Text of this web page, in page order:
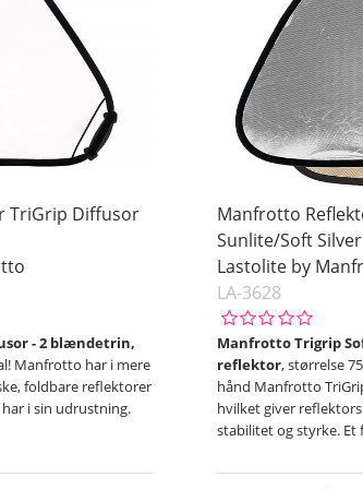
TriGrip Diffusor
- 2 blændetrin,
Manfrotto har i mere
foldbare reflektorer
i sin udrustning.
Manfrotto
Sunlite/Soft Silver
Lastolite by
LA-3628
Manfrotto Trigrip
reflektor, størrelse
hånd Manfrotto
hvilket giver
stabilitet og styrke. Et